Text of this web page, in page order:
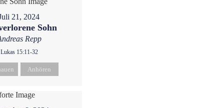
21, 2024
Sohn
Repp
Lukas 15:11-32
Anhören